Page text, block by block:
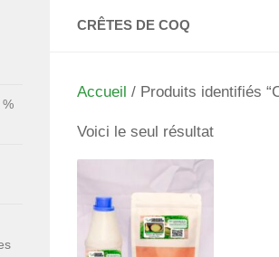
CRÊTES DE COQ
Accueil / Produits identifiés
Voici le seul résultat
%